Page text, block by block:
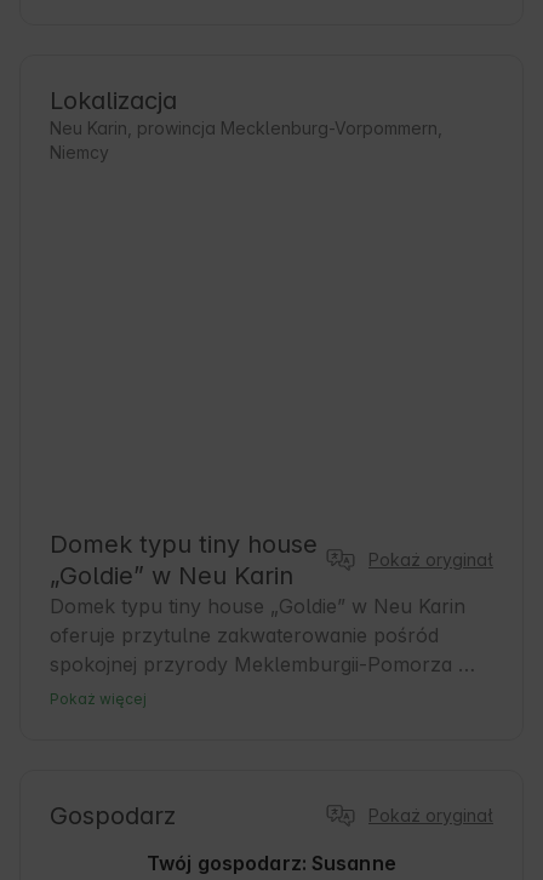
Lokalizacja
Neu Karin, prowincja Mecklenburg-Vorpommern,
Niemcy
Domek typu tiny house
„Goldie” w Neu Karin
Pokaż oryginał
Domek typu tiny house „Goldie” w Neu Karin
oferuje przytulne zakwaterowanie pośród
spokojnej przyrody Meklemburgii-Pomorza
Przedniego. Goście mogą tu cieszyć się
można wyruszyć na liczne wycieczki po
wędrówki, wycieczki rowerowe, czy po prostu
Pokaż więcej
Gospodarz Pokaż oryginał
Twój gospodarz: Susanne